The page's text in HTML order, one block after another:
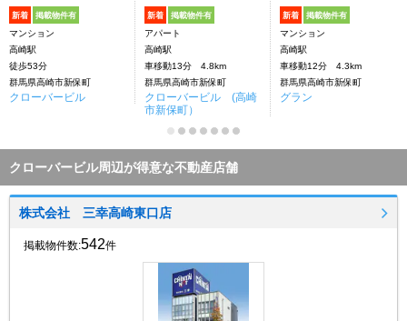
新着 掲載物件有
マンション
高崎駅
徒歩53分
群馬県高崎市新保町
クローバービル
新着 掲載物件有
アパート
高崎駅
車移動13分 4.8km
群馬県高崎市新保町
クローバービル (高崎
市新保町）
新着 掲載物件有
マンション
高崎駅
車移動12分 4.3km
群馬県高崎市新保町
グラン
クローバービル周辺が得意な不動産店舗
株式会社 三幸高崎東口店
掲載物件数:542件